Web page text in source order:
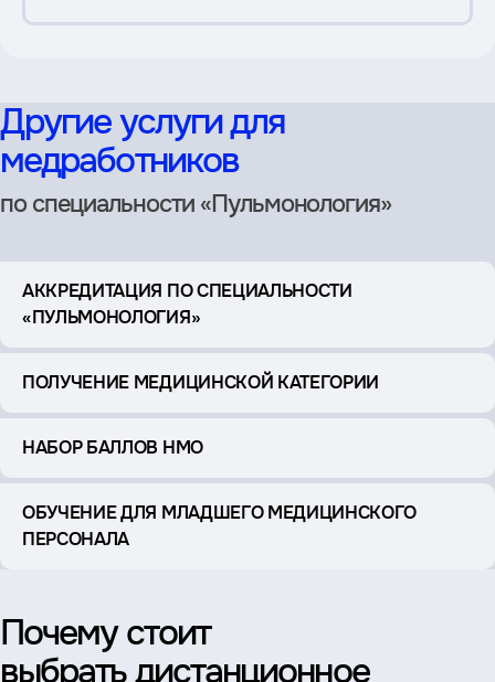
Другие услуги для
медработников
по специальности «Пульмонология»
АККРЕДИТАЦИЯ ПО СПЕЦИАЛЬНОСТИ
«ПУЛЬМОНОЛОГИЯ»
ПОЛУЧЕНИЕ МЕДИЦИНСКОЙ КАТЕГОРИИ
НАБОР БАЛЛОВ НМО
ОБУЧЕНИЕ ДЛЯ МЛАДШЕГО МЕДИЦИНСКОГО
ПЕРСОНАЛА
Почему стоит
выбрать дистанционное